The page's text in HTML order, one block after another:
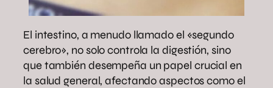
El intestino, a menudo llamado el «segundo
cerebro», no solo controla la digestión, sino
que también desempeña un papel crucial en
la salud general, afectando aspectos como el